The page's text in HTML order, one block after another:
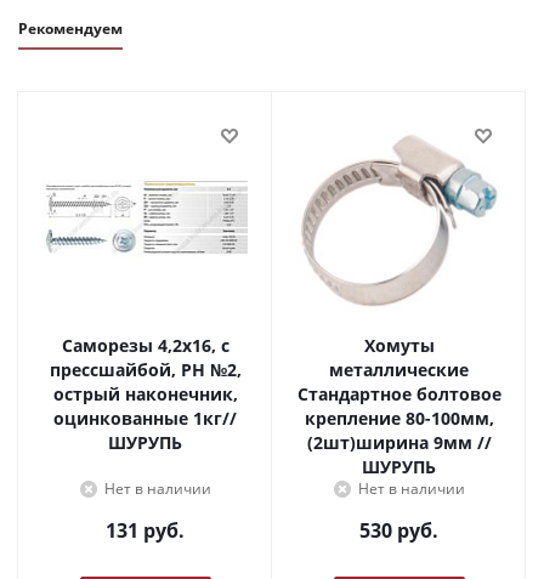
Рекомендуем
Саморезы 4,2х16, с
прессшайбой, PH №2,
острый наконечник,
оцинкованные 1кг//
ШУРУПЬ
Нет в наличии
131 руб.
Хомуты
металлические
Стандартное болтовое
крепление 80-100мм,
(2шт)ширина 9мм //
ШУРУПЬ
Нет в наличии
530 руб.